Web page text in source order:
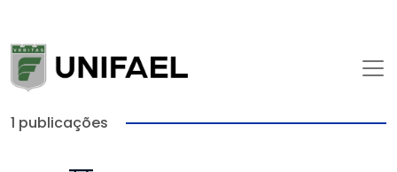
1 publicações